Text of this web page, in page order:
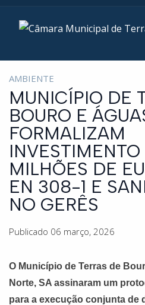
AMBIENTE
MUNICÍPIO DE
BOURO E
FORMALIZAM
INVESTIMENTO
MILHÕES DE
EN 308-1 E
NO GERÊS
Publicado 06 março, 2026
O Município de Terras de
Norte, SA assinaram um
para a execução conjunta de